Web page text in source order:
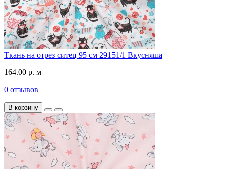
Ткань на отрез ситец 95 см 29151/1 Вкусняша
164.00 р. м
0 отзывов
В корзину